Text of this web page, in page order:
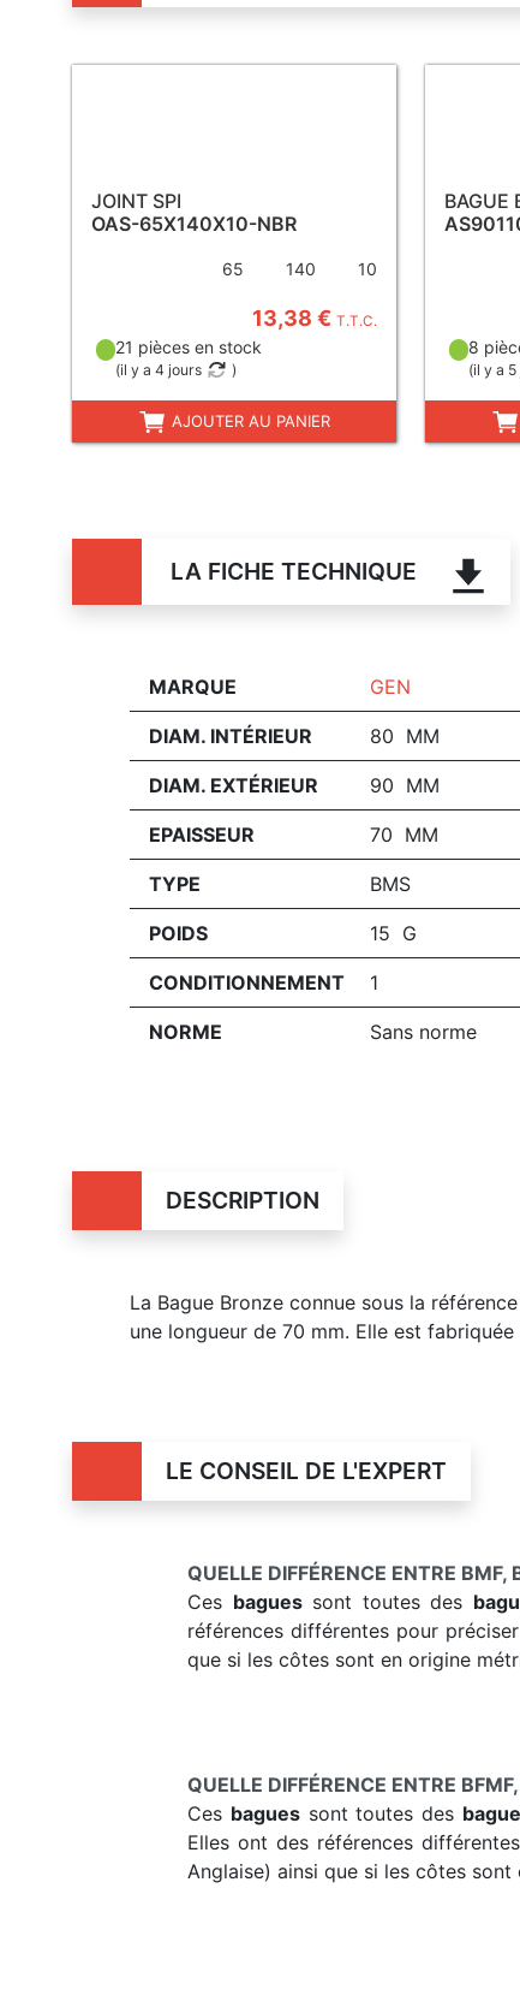
JOINT SPI
OAS-65X140X10-NBR
65 140 10
13,38 € T.T.C.
21 pièces en stock
(il y a 4 jours )
AJOUTER AU PANIER
BAGUE
8
(il y a 5
LA FICHE TECHNIQUE
MARQUE GEN
DIAM. INTÉRIEUR 80 MM
DIAM. EXTÉRIEUR 90 MM
EPAISSEUR 70 MM
TYPE BMS
POIDS 15 G
CONDITIONNEMENT 1
NORME Sans norme
DESCRIPTION
La Bague Bronze connue sous la
une longueur de 70 mm. Elle est fabriquée
LE CONSEIL DE L'EXPERT
QUELLE DIFFÉRENCE ENTRE
Ces baguessont toutes des
références différentes pour
que si les côtes sont en origine
QUELLE DIFFÉRENCE ENTRE
Ces baguessont toutes des
Elles ont des références
Anglaise) ainsi que si les côtes